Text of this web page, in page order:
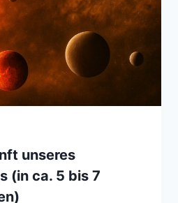
unseres
(in ca. 5 bis 7